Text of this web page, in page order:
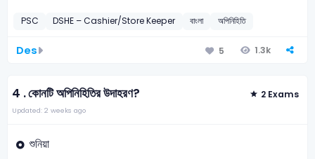
PSC DSHE – Cashier/Store Keeper বাংলা অপিনিহিতি
Des 5 1.3k
4 .কোনটি অপিনিহিতির উদাহরণ? 2 Exams
Updated: 2 weeks ago
শুনিয়া